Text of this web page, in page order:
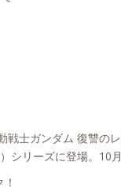
士ガンダム 復讐の
シリーズに登場。10